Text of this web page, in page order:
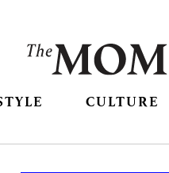
CULTURE